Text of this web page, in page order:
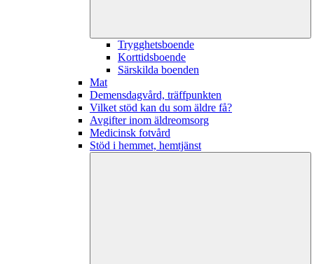
Trygghetsboende
Korttidsboende
Särskilda boenden
Mat
Demensdagvård, träffpunkten
Vilket stöd kan du som äldre få?
Avgifter inom äldreomsorg
Medicinsk fotvård
Stöd i hemmet, hemtjänst